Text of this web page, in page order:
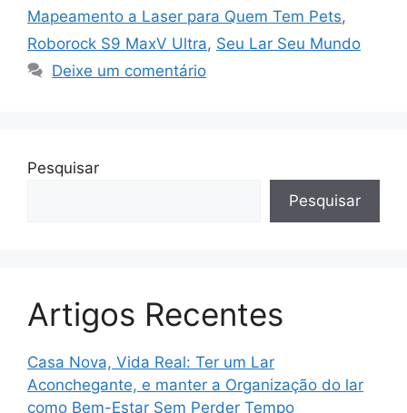
Mapeamento a Laser para Quem Tem Pets,
Roborock S9 MaxV Ultra, Seu Lar Seu Mundo
Deixe um comentário
Pesquisar
Pesquisar
Artigos Recentes
Casa Nova, Vida Real: Ter um Lar
Aconchegante, e manter a Organização do lar
como Bem-Estar Sem Perder Tempo